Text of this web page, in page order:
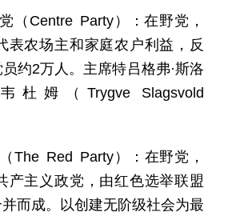
（Centre Party）：在野党，
表农场主和家庭农户利益，反
约2万人。主席特吕格弗·斯洛
姆（Trygve Slagsvold
（The Red Party）：在野党，
产主义政党，由红色选举联盟
而成。以创建无阶级社会为最